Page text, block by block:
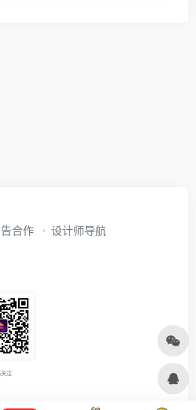
合作 设计师导航
注